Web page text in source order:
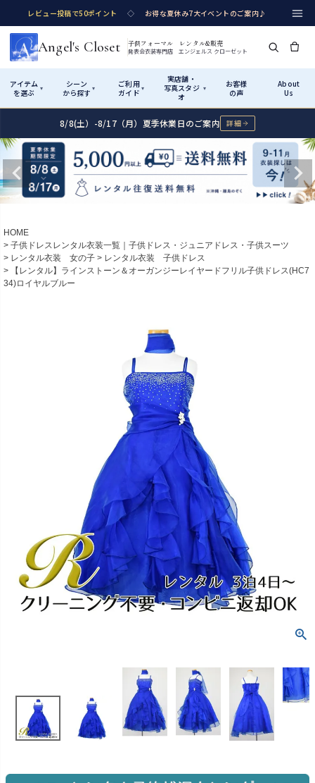
レビュー投稿で50ポイント ◇ お得な夏休み7大イベントのご案内♪
Angel's Closet 子供フォーマル レンタル&販売
発表会衣装専門店 エンジェルス クローゼット
アイテム
を選ぶ
▾
シーン
から探す ▾
ご利用
ガイド ▾
実店舗・
写真スタジ
オ
▾
お客様
の声
About
Us
Shop by Category アイテムから探す
カテゴリ詳細→ サイズで選ぶ →
Rentalレンタル
女の子ドレス
コスチューム アウター
インナー・パニエ アクセサリー
ジュエリー 音楽雑貨
Shop by Occasion シーンから探す
性別・サイズで絞り込む→
Wedding
結婚式
フラワーガール・リングボーイ・ゲ
スト
Graduation & Entrance
卒業式・入学式
きちんと感のあるフォーマル
Shichi-Go-San
七五三
3歳・5歳・7歳の晴れの日
How It Works ご利用ガイド
Startはじめに
01
02 サイズの選び方
測り方と目安
汚れ・キズ・破損の補償
Buy & Support ご購入・サポート
07 販売・共通のご案内
品質・返品・お手入れ
08 送料・お支払い
送料・決済方法
Visit Us 実店舗・写真スタジオ
実店舗 つくば店
茨城県土浦市大町14-16-1F
10:00–18:00（完全予約制）
店舗を予約する →
Photography
Angel's Photo Studio
8/8(土）-8/17（月）夏季休業日のご案内 詳細
HOME
子供ドレスレンタル衣装一覧｜子供ドレス・ジュニアドレス・子供スーツ
レンタル衣装 女の子
レンタル衣装 子供ドレス
【レンタル】ラインストーン＆オーガンジーレイヤードフリル子供ドレス(HC7
34)ロイヤルブルー